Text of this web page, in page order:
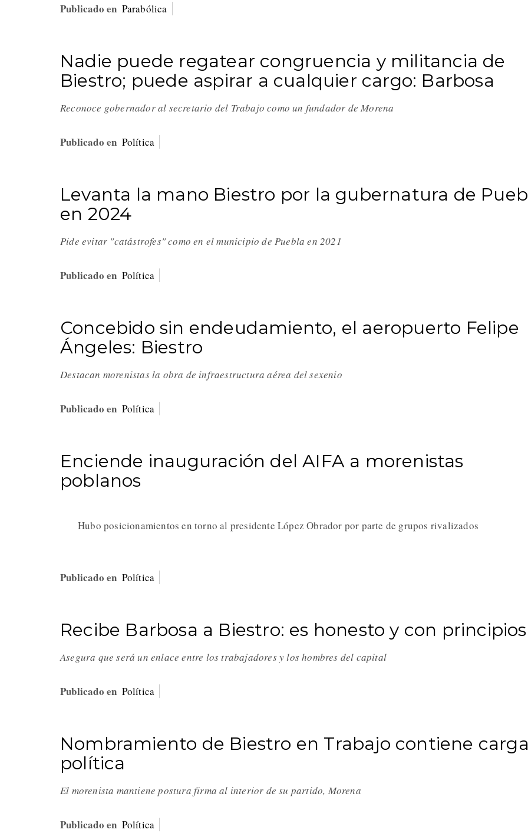
Publicado en Parabólica
Nadie puede regatear congruencia y militancia de
Biestro; puede aspirar a cualquier cargo: Barbosa
Reconoce gobernador al secretario del Trabajo como un fundador de Morena
Publicado en Política
Levanta la mano Biestro por la gubernatura de
en 2024
Pide evitar "catástrofes" como en el municipio de Puebla en 2021
Publicado en Política
Concebido sin endeudamiento, el aeropuerto Felipe
Ángeles: Biestro
Destacan morenistas la obra de infraestructura aérea del sexenio
Publicado en Política
Enciende inauguración del AIFA a morenistas
poblanos
Hubo posicionamientos en torno al presidente López Obrador por parte de grupos rivalizados
Publicado en Política
Recibe Barbosa a Biestro: es honesto y con principios
Asegura que será un enlace entre los trabajadores y los hombres del capital
Publicado en Política
Nombramiento de Biestro en Trabajo contiene
política
El morenista mantiene postura firma al interior de su partido, Morena
Publicado en Política